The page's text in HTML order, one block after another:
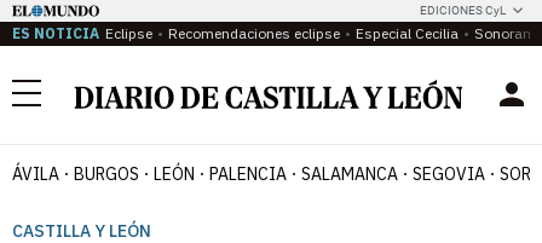
EDICIONES CyL
ES NOTICIA Eclipse Recomendaciones eclipse Especial Cecilia
Menú
ÁVILA BURGOS LEÓN PALENCIA SALAMANCA SEGOVIA
CASTILLA Y LEÓN